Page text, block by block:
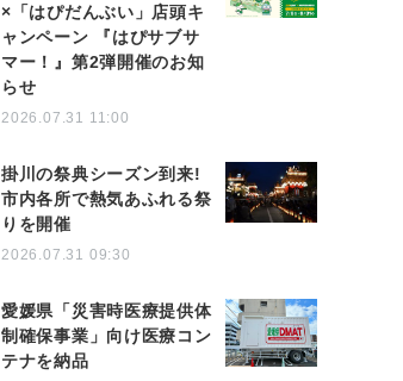
×「はぴだんぶい」店頭キ
ャンペーン 『はぴサブサ
マー！』第2弾開催のお知
らせ
2026.07.31 11:00
掛川の祭典シーズン到来!
市内各所で熱気あふれる祭
りを開催
2026.07.31 09:30
愛媛県「災害時医療提供体
制確保事業」向け医療コン
テナを納品